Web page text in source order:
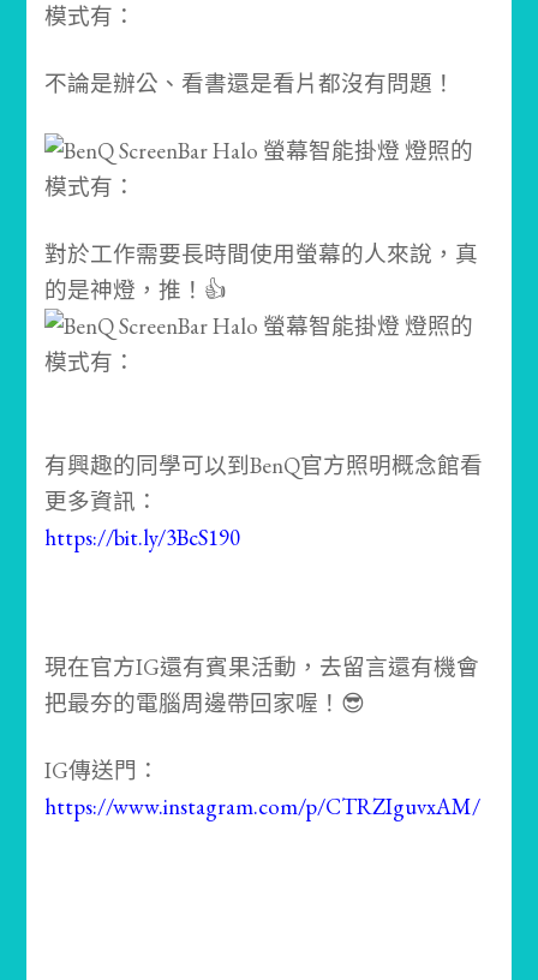
不論是辦公、看書還是看片都沒有問題！
對於工作需要長時間使用螢幕的人來說，真
的是神燈，推！👍
有興趣的同學可以到BenQ官方照明概念館看
更多資訊：
https://bit.ly/3BcS190
現在官方IG還有賓果活動，去留言還有機會
把最夯的電腦周邊帶回家喔！😎
IG傳送門：
https://www.instagram.com/p/CTRZIguvxAM/